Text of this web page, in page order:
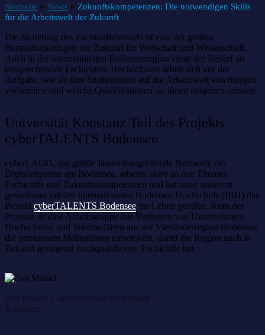
Startseite » News » Zukunftskompetenzen: Die notwendigen Skills
für die Arbeitswelt der Zukunft
Die Sicherung des Fachkräftebedarfs ist eine der großen
Herausforderungen der Zukunft für Wirtschaft und Wissenschaft.
Auch in der internationalen Bodenseeregion steigt der Bedarf an
entsprechenden Fachleuten. Hochschulen sehen sich vor der
Aufgabe, wie sie ihre Studierenden auf die Arbeitswelt von morgen
vorbereiten und welche Qualifikationen sie ihnen mitgeben müssen.
Universität Konstanz Teil des Projekts
cyberTALENTS Bodensee
cyberLAGO, das größte länderübergreifende Netzwerk der
Digitalexperten am Bodensee, arbeitet aktiv an den Themen
Fachkräfte und Zukunftskompetenzen und hat unter anderem
gemeinsam mit der Internationalen Bodensee-Hochschule (IBH) das
Projekt cyberTALENTS Bodensee ins Leben gerufen. Kern des
Projekts ist eine Arbeitsgruppe aus Vertretern von Unternehmen,
Hochschulen und Intermediären aus der Vierländerregion Bodensee,
die gemeinsam Maßnahmen entwickeln, damit die Region auch in
Zukunft genügend hochqualifizierte Fachkräfte hat.
Eva Maisel, Career Service Universität
Konstanz